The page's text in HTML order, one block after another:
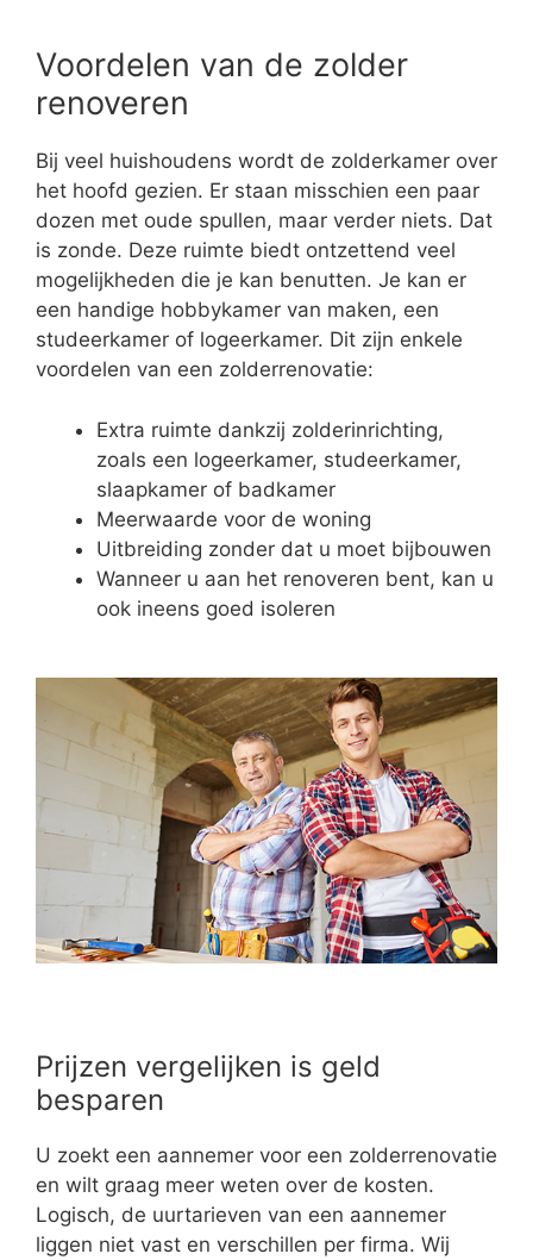
Voordelen van de zolder
renoveren
Bij veel huishoudens wordt de zolderkamer over
het hoofd gezien. Er staan misschien een paar
dozen met oude spullen, maar verder niets. Dat
is zonde. Deze ruimte biedt ontzettend veel
mogelijkheden die je kan benutten. Je kan er
een handige hobbykamer van maken, een
studeerkamer of logeerkamer. Dit zijn enkele
voordelen van een zolderrenovatie:
Extra ruimte dankzij zolderinrichting,
zoals een logeerkamer, studeerkamer,
slaapkamer of badkamer
Meerwaarde voor de woning
Uitbreiding zonder dat u moet bijbouwen
Wanneer u aan het renoveren bent, kan u
ook ineens goed isoleren
Prijzen vergelijken is geld
besparen
U zoekt een aannemer voor een zolderrenovatie
en wilt graag meer weten over de kosten.
Logisch, de uurtarieven van een aannemer
liggen niet vast en verschillen per firma. Wij